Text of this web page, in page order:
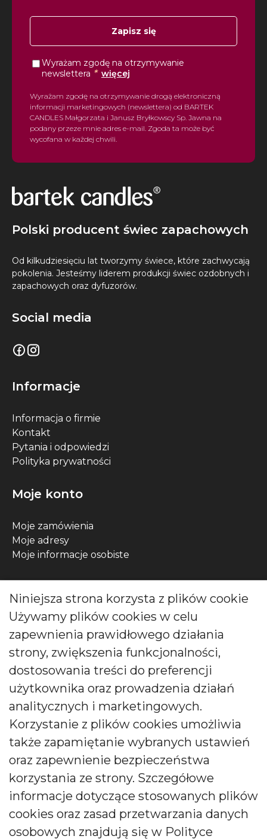
Zapisz się
Wyrażam zgodę na otrzymywanie
newslettera * więcej
Wyrażam zgodę na otrzymywanie drogą elektroniczną
informacji marketingowych (newslettera) od BARTEK
CANDLES Małgorzata i Janusz Bryłkowscy Sp. Jawna na
podany przeze mnie adres e-mail. Zgoda ta może być
wycofana w każdej chwili.
Polski producent świec zapachowych
Od kilkudziesięciu lat tworzymy świece, które zachwycają
pokolenia. Jesteśmy liderem produkcji świec ozdobnych i
zapachowych oraz dyfuzorów.
Social media
Informacje
Informacja o firmie
Kontakt
Pytania i odpowiedzi
Polityka prywatności
Moje konto
Moje zamówienia
Moje adresy
Moje informacje osobiste
ul. Wójcicka 12, 55-200 Bystrzyca, Polska
Zadzwoń do nas pod numer:
0048 71 313 91 91
biuro@bartek-candles.com
Copyright © 2026 Producent świec i dyfuzorów Bartek
Candles. All rights reserved.
Niniejsza strona korzysta z plików cookie
Używamy plików cookies w celu
zapewnienia prawidłowego działania
strony, zwiększenia funkcjonalności,
dostosowania treści do preferencji
użytkownika oraz prowadzenia działań
analitycznych i marketingowych.
Korzystanie z plików cookies umożliwia
także zapamiętanie wybranych ustawień
oraz zapewnienie bezpieczeństwa
korzystania ze strony. Szczegółowe
informacje dotyczące stosowanych plików
cookies oraz zasad przetwarzania danych
osobowych znajdują się w Polityce